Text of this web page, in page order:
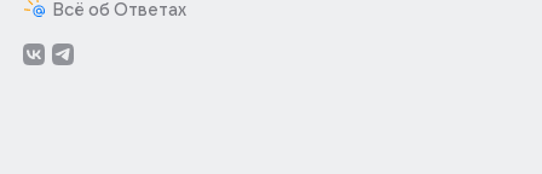
Всё об Ответах